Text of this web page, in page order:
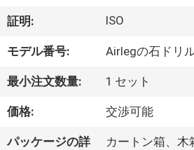
達
に
つ
て
証明: ISO
モデル番号: Airlegの石ドリ
最小注文数量: 1 セット
価格: 交渉可能
パッケージの詳
カートン箱、木